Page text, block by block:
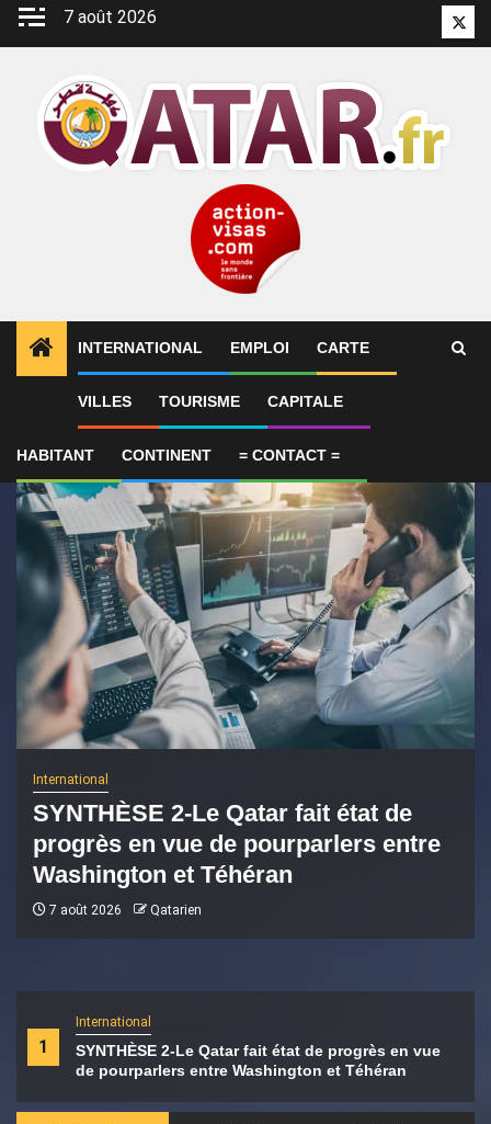
Aller
7 août 2026
INTERNATIONAL EMPLOI CARTE
VILLES TOURISME CAPITALE
HABITANT CONTINENT = CONTACT =
ALERTES INFO 1 SYNTHÈSE 2-Le Qatar fait état
1
International
SYNTHÈSE 2-Le Qatar fait état de progrès en vue
de pourparlers entre Washington et Téhéran
International
SYNTHÈSE 2-Le Qatar fait état de
progrès en vue de pourparlers entre
Washington et Téhéran
7 août 2026 Qatarien